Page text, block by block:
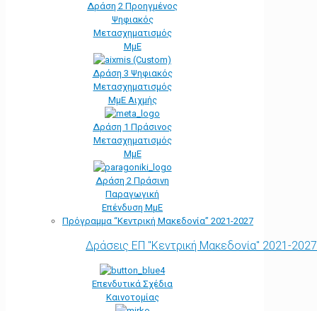
Δράση 2 Προηγμένος
Ψηφιακός
Μετασχηματισμός
ΜμΕ
Δράση 3 Ψηφιακός
Μετασχηματισμός
ΜμΕ Αιχμής
Δράση 1 Πράσινος
Μετασχηματισμός
ΜμΕ
Δράση 2 Πράσινη
Παραγωγική
Επένδυση ΜμΕ
Πρόγραμμα “Κεντρική Μακεδονία” 2021-2027
Δράσεις ΕΠ "Κεντρική Μακεδονία" 2021-2027
Επενδυτικά Σχέδια
Καινοτομίας